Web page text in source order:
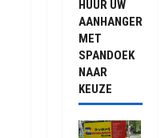
HUUR UW
AANHANGER
MET
SPANDOEK
NAAR
KEUZE